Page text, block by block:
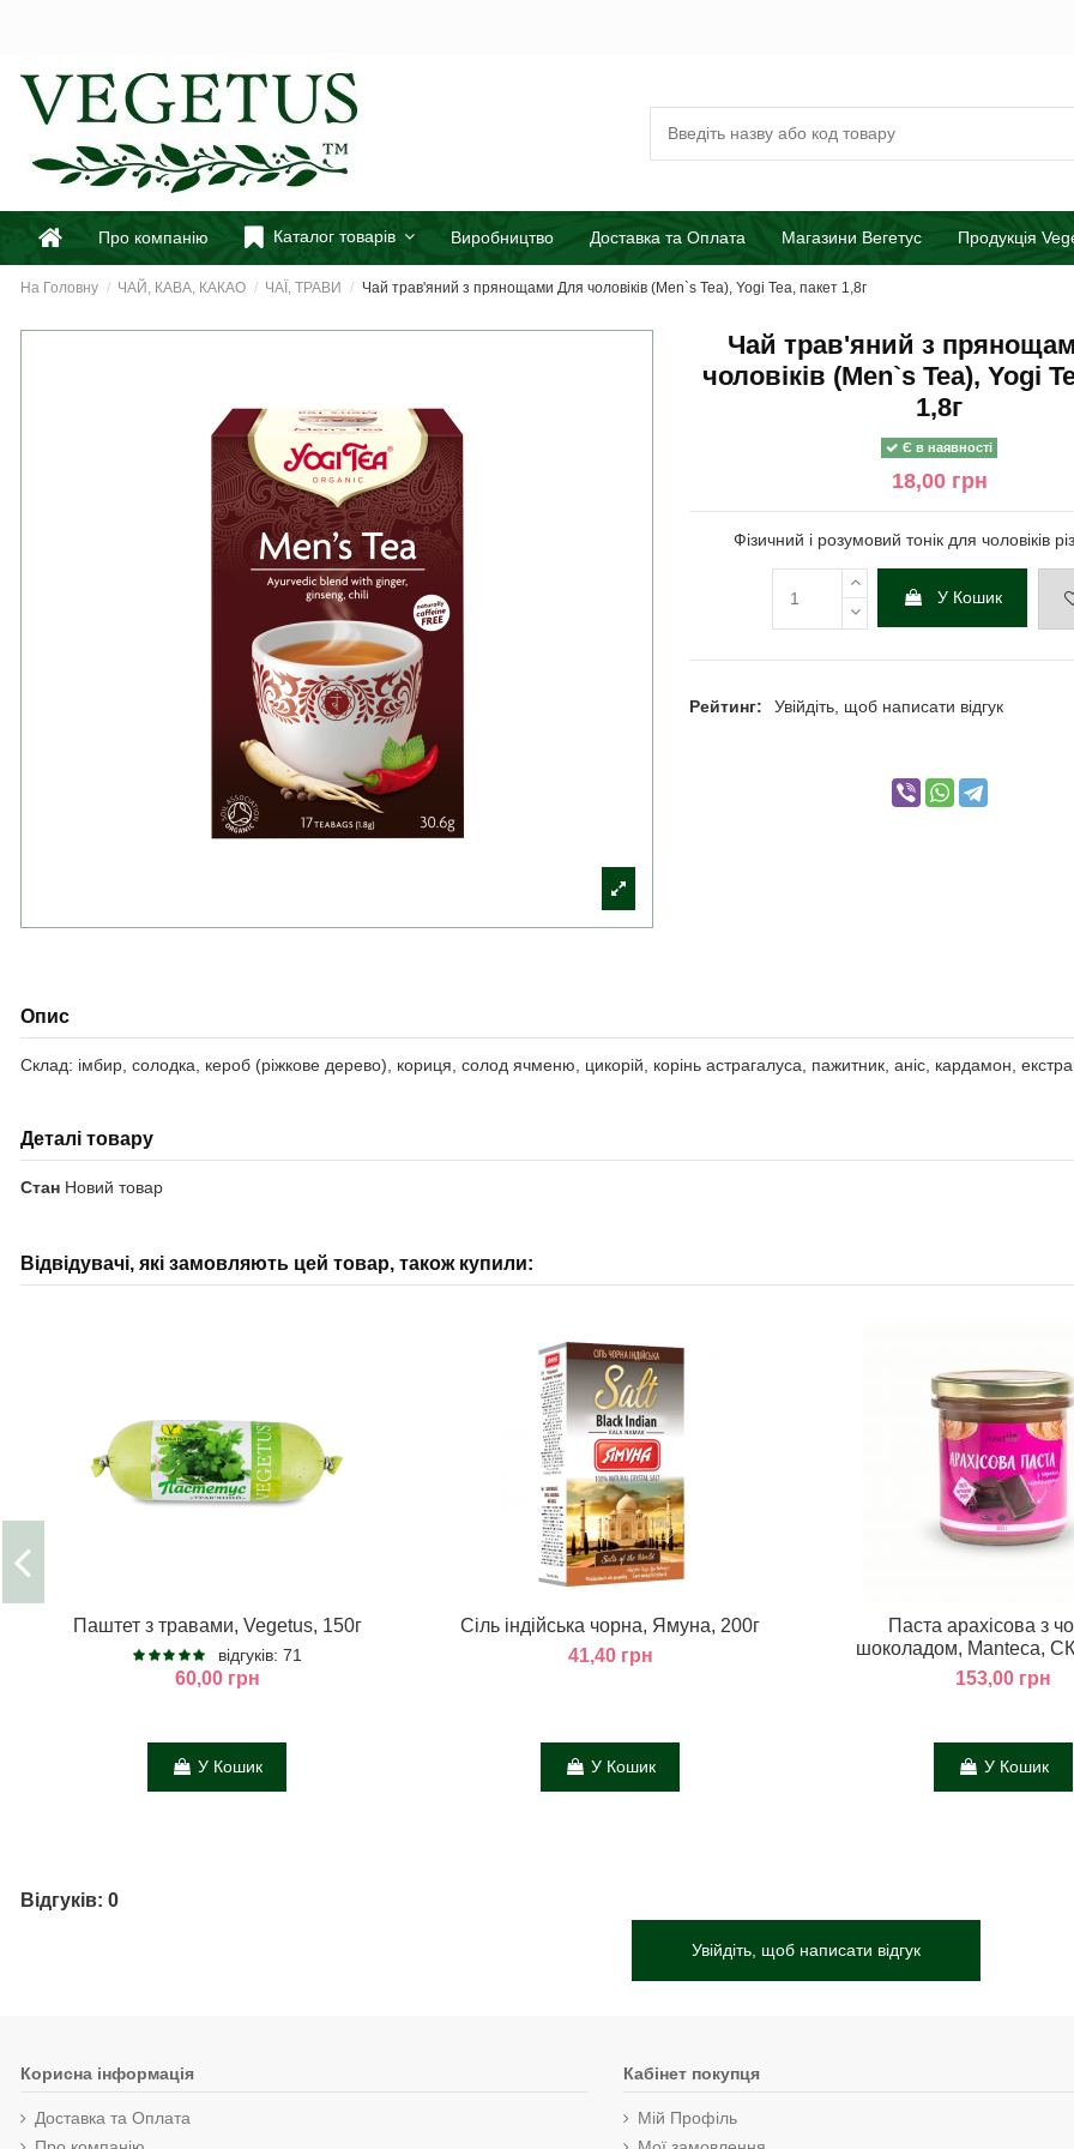
Про компанію Каталог товарів Виробництво Доставка та Оплата Магазини Вегетус Продукція
На Головну ЧАЙ, КАВА, КАКАО ЧАЇ, ТРАВИ Чай трав'яний з прянощами Для чоловіків (Men`s Tea), Yogi Tea, пакет 1,8г
Чай трав'яний з
чоловіків (Men`s Tea), Yogi
1,8г
Є в наявності
18,00 грн
Фізичний і розумовий тонік для чоловіків
У Кошик
Рейтинг: Увійдіть, щоб написати відгук
Опис
Склад: імбир, солодка, кероб (ріжкове дерево), кориця, солод ячменю, цикорій, корінь астрагалуса, пажитник, аніс, кардамон,
Деталі товару
Стан Новий товар
Відвідувачі, які замовляють цей товар, також купили:
Паштет з травами, Vegetus, 150г
відгуків: 71
60,00 грн
У Кошик
Сіль індійська чорна, Ямуна, 200г
41,40 грн
У Кошик
Паста арахісова з
шоколадом, Manteca,
153,00 грн
У Кошик
Відгуків: 0
Увійдіть, щоб написати відгук
Корисна інформація
Доставка та Оплата
Кабінет покупця
Мій Профіль